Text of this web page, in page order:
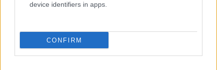
device identifiers in apps.
CONFIRM